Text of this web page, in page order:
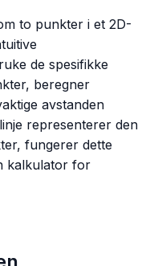
to punkter i et 2D-
de spesifikke
beregner
avstanden
representerer den
fungerer dette
kalkulator for